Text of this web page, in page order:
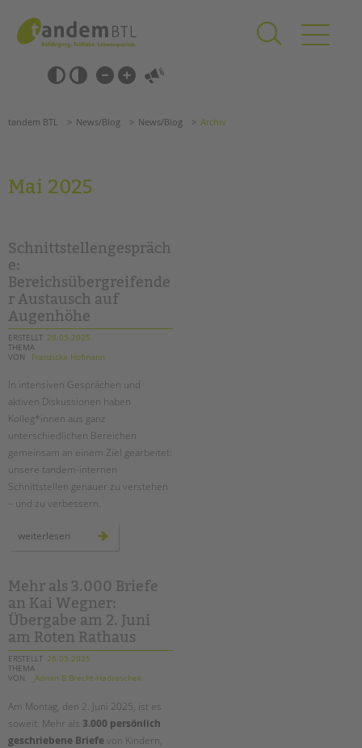
springen
Barrierefrei-
Einstellungen
überspringen
überspringen
Förderzentren
EFöB
Schulbezogene Sozialarbeit
Tagesgruppen
HILFEN ZUR ERZIEHUNG
EINGLIEDERUNGSHILFE
BETREUTES WOHNEN
TANDEM BTL AKADEMIE
Zertfikatskurse
Seminarkalender
Seminarräume
PROFIL | LEITBILD
Bereiche im Überblick
Kinder- und Jugendschutz
Unsere Videos
schoolcoach BTL
tandem international
tandem BTL News/Blog News/Blog Archiv
Mai 2025
Schnittstellengespräch
e:
Bereichsübergreifende
r Austausch auf
Augenhöhe
ERSTELLT 28.05.2025
THEMA
VON
Franziska Hofmann
In intensiven Gesprächen und
aktiven Diskussionen haben
Kolleg*innen aus ganz
unterschiedlichen Bereichen
gemeinsam an einem Ziel gearbeitet:
unsere tandem-internen
Schnittstellen genauer zu verstehen
– und zu verbessern.
weiterlesen schnittstellengespräche:
bereichsübergreifender
Mehr als 3.000 Briefe
an Kai Wegner:
Übergabe am 2. Juni
am Roten Rathaus
ERSTELLT 26.05.2025
THEMA
VON
_Admin B.Brecht-Hadraschek
Am Montag, den 2. Juni 2025, ist es
soweit: Mehr als 3.000 persönlich
geschriebene Briefevon Kindern,